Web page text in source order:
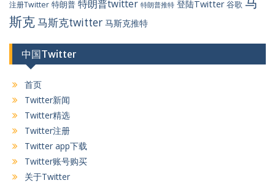
注册Twitter 特朗普 特朗普twitter 特朗普推特 登陆Twitter 谷歌
斯克马斯克twitter 马斯克推特
中国Twitter
首页
Twitter新闻
Twitter精选
Twitter注册
Twitter app下载
Twitter账号购买
关于Twitter